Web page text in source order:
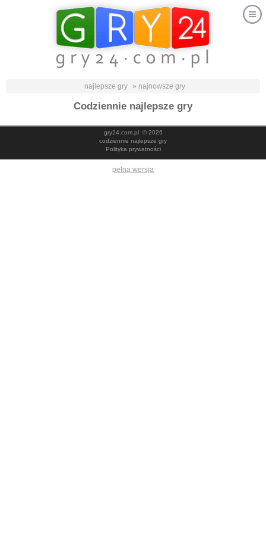
najlepsze gry » najnowsze gry
Codziennie najlepsze gry
gry24.com.pl© 2026
codziennie najlepsze gry
Polityka prywatności
pełna wersja